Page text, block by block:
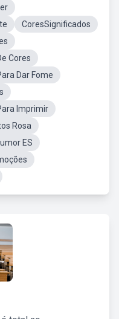
CoresSignificados
Cores
Dar Fome
Imprimir
Rosa
ES